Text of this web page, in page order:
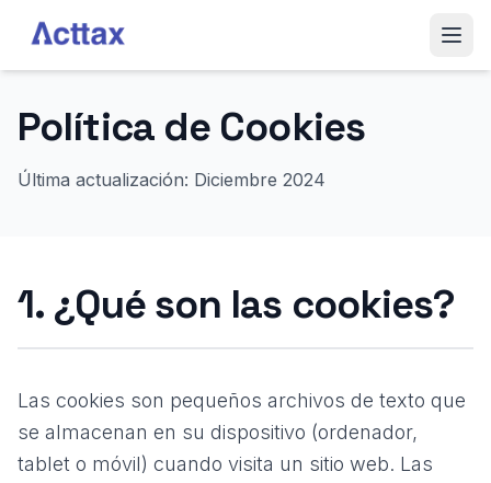
Equipo
Contactar
Política de Cookies
Última actualización: Diciembre 2024
1. ¿Qué son las cookies?
Las cookies son pequeños archivos de texto que
se almacenan en su dispositivo (ordenador,
tablet o móvil) cuando visita un sitio web. Las